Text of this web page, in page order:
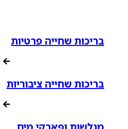
בריכות שחייה פרטיות
בריכות שחייה ציבוריות